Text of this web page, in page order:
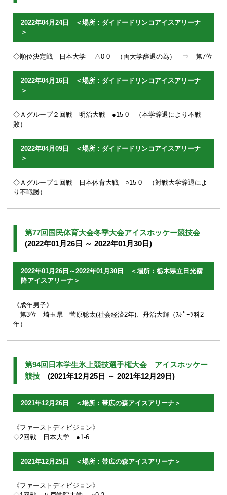
2022年04月24日 ＜場所：ダイドードリンコアイスアリーナ
＞
◇順位決定戦 日本大学 △0-0 （両大学辞退の為） ⇒ 第7位
2022年04月16日 ＜場所：ダイドードリンコアイスアリーナ
＞
◇Ａグループ２回戦 明治大戦 ●15-0 （本学辞退により不戦
敗）
2022年04月09日 ＜場所：ダイドードリンコアイスアリーナ
＞
◇Ａグループ１回戦 日本体育大戦 ○15-0 （対戦大学辞退によ
り不戦勝）
第77回国民体育大会冬季大会アイスホッケー競技会
(2022年01月26日 ～ 2022年01月30日)
2022年01月26日～2022年01月30日 ＜場所：栃木県立日光霧
降アイスアリーナ＞
《成年男子》
第3位 埼玉県 菅原聡太(社会経済2年)、丹治大輝（ｽﾎﾟｰﾂ科2
年）
第94回日本学生氷上競技選手権大会 アイスホッケー
競技 (2021年12月25日 ～ 2021年12月29日)
2021年12月26日 ＜場所：帯広の森アイスアリーナ＞
《ファーストディビジョン》
◇2回戦 日本大学 ●1-6
2021年12月25日 ＜場所：帯広の森アイスアリーナ＞
《ファーストディビジョン》